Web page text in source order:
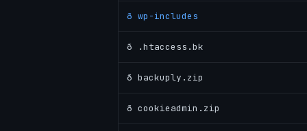
ð wp-includes
ð .htaccess.bk
ð backuply.zip
ð cookieadmin.zip